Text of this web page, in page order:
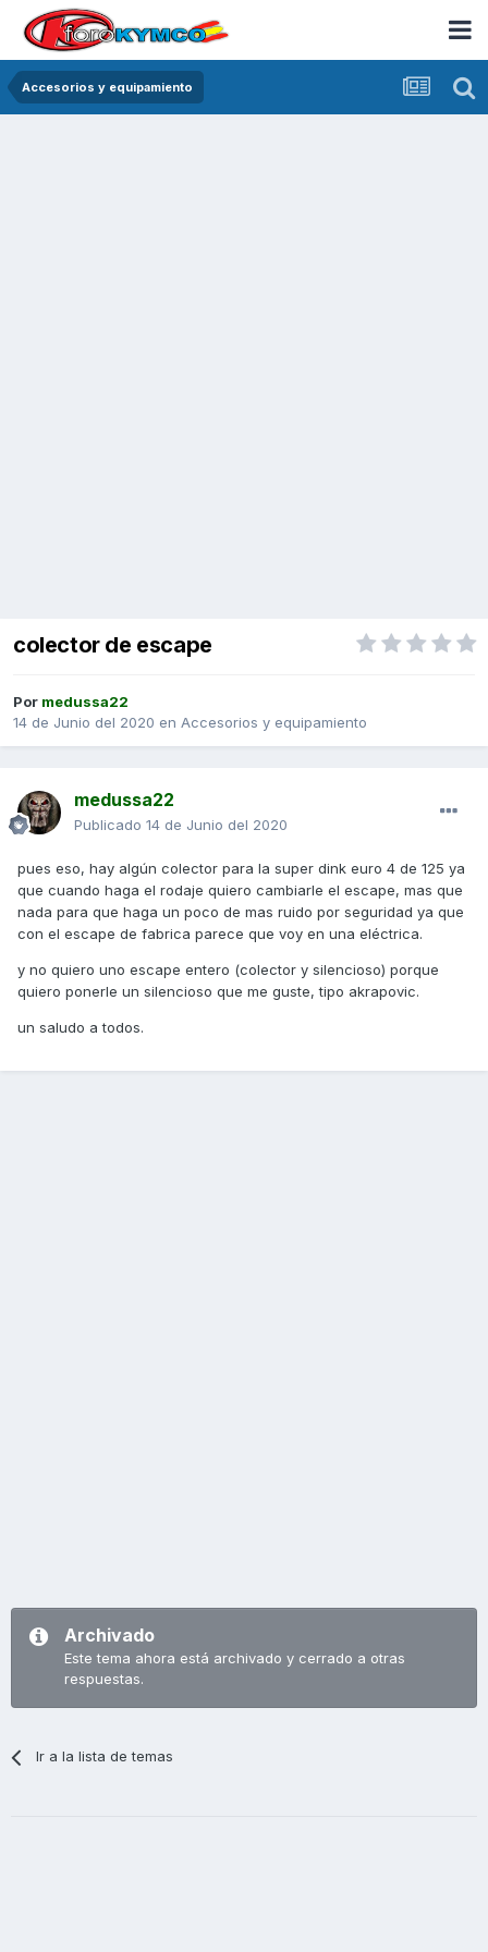
Accesorios y equipamiento
colector de escape
Por medussa22
14 de Junio del 2020 en Accesorios y equipamiento
medussa22
Publicado 14 de Junio del 2020
pues eso, hay algún colector para la super dink euro 4 de 125 ya
que cuando haga el rodaje quiero cambiarle el escape, mas que
nada para que haga un poco de mas ruido por seguridad ya que
con el escape de fabrica parece que voy en una eléctrica.
y no quiero uno escape entero (colector y silencioso) porque
quiero ponerle un silencioso que me guste, tipo akrapovic.
un saludo a todos.
Archivado
Este tema ahora está archivado y cerrado a otras
respuestas.
Ir a la lista de temas